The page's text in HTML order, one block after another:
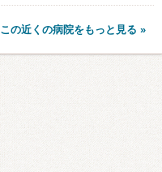
この近くの病院をもっと見る »